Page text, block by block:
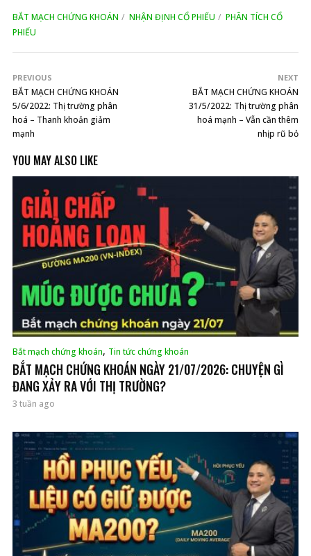
BẮT MẠCH CHỨNG KHOÁN NHẬN ĐỊNH CỔ PHIẾU
PHÂN TÍCH CỔ
PHIẾU
PREVIOUS
BẮT MẠCH CHỨNG KHOÁN
5/6/2022: Thị trường phân
hoá – Thanh khoản giảm
mạnh
NEXT
BẮT MẠCH CHỨNG KHOÁN
31/5/2022: Thị trường phân
hoá mạnh – Vẫn cần thêm
nhịp rũ bỏ
YOU MAY ALSO LIKE
Bắt mạch chứng khoán, Tin tức chứng khoán
BẮT MẠCH CHỨNG KHOÁN NGÀY 21/07/2026: CHUYỆN GÌ
ĐANG XẢY RA VỚI THỊ TRƯỜNG?
3 tuần ago